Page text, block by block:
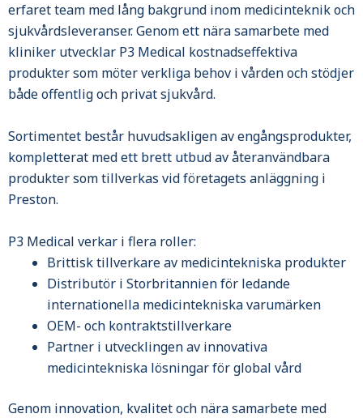
erfaret team med lång bakgrund inom medicinteknik och
sjukvårdsleveranser. Genom ett nära samarbete med
kliniker utvecklar P3 Medical kostnadseffektiva
produkter som möter verkliga behov i vården och stödjer
både offentlig och privat sjukvård.
Sortimentet består huvudsakligen av engångsprodukter,
kompletterat med ett brett utbud av återanvändbara
produkter som tillverkas vid företagets anläggning i
Preston.
P3 Medical verkar i flera roller:
Brittisk tillverkare av medicintekniska produkter
Distributör i Storbritannien för ledande
internationella medicintekniska varumärken
OEM- och kontraktstillverkare
Partner i utvecklingen av innovativa
medicintekniska lösningar för global vård
Genom innovation, kvalitet och nära samarbete med